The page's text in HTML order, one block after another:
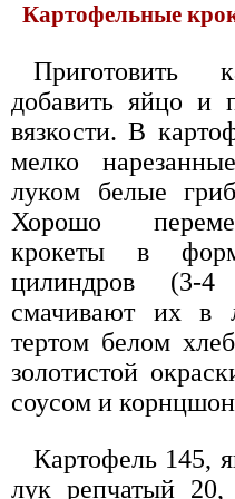
Картофельные
Приготовить
добавить яйцо и
вязкости. В
мелко
луком белые
Хорошо
крокеты в
цилиндров
смачивают их в
тертом белом
золотистой
соусом и
Картофель 145,
лук репчатый 20,